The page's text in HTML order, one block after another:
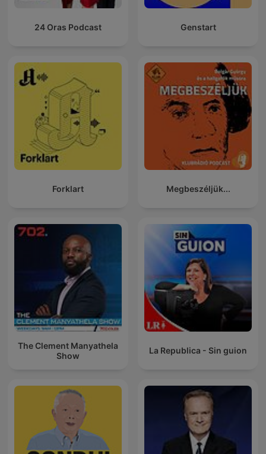
24 Oras Podcast Genstart
Forklart Megbeszéljük...
The Clement Manyathela
Show
La Republica - Sin guion